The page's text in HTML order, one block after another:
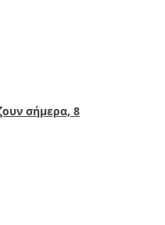
σήμερα, 8